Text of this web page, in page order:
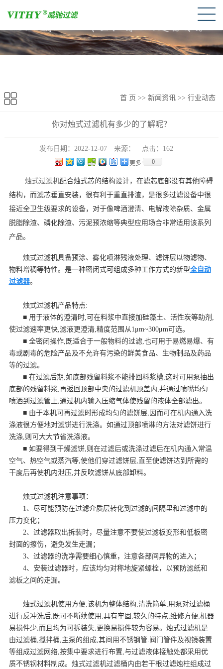
首 页 >> 新闻资讯 >> 行业动态
你对烛式过滤机有多少的了解呢？
发布日期：2022-12-07 来源： 点击： 162
更多 0
烛式过滤机配合烛式芯的结构设计，在滤芯底部没有其他障碍
结构，而滤芯垂直安装，很有利于重直排渣，是很多过滤设备中很
接近全卫生级要求的设备，对于像啤酒澄清、电解液除杂质、金属
脱脂除渣、磷化除渣、污泥预浓缩等典型应用场合非常适用该系列
产品。
烛式过滤机具备预涂、雾化喷淋残液处理、滤饼层以物滤物、
物料增稠等特性。是一种密闭式可组成多种工作方式的新型全自动
过滤器。
烛式过滤机产品特点:
■ 用于液体的澄清时,可在料浆中直接加硅藻土、活性炭等助剂,
使过滤速率更快,滤液更澄清,精度范围从1μm~300μm可选。
■ 全密闭操作,既适合于一般物料的过滤,也可用于易燃易爆、有
毒或剧毒的危险产品及不允许有污染的鲜美食品、生物制品及药品
等的过滤。
■ 在过滤后期,如底部残留料浆不能排回料浆槽,这时可用泵抽出
底部的残留料浆,再返回顶部中央的过滤机顶盖内,并通过喷嘴均匀
喷洒到过滤管上,通过机内输入压缩气体使残留的液体全部滤出。
■ 由于本机可再过滤时形成均匀的滤饼层,因而可在机内通入洗
涤液很方便地对滤饼进行洗涤。如通过顶部喷淋的方法对滤饼进行
洗涤,则可大大节省洗涤液。
■ 如要得到干燥滤饼,则在过滤后或洗涤过滤后在机内通入常温
空气、热空气或蒸汽等,使他们穿过滤饼层,直至使滤饼达到所需的
干度后再使机内泄压,并反吹滤饼从底部卸料。
烛式过滤机注意事项：
1、尽可能预防在过滤介质层转化到过滤的间隔里和过滤中的
压力变化；
2、过滤器取出拆装时，尽量注意不要使过滤板变形和低板密
封面的擦伤，避免发生走漏；
3、过滤器的洗净需要细心慎重，注意各部间异物的进入；
4、安装过滤器时，应该均匀对称地旋紧螺栓，以预防滤纸和
滤板之间的走漏。
烛式过滤机使用方便,该机为整体结构,清洗简单,用泵对过滤桶
进行反冲洗后,既可不断续使用,具有牢固,较久的特点,维修方便,机器
易损件少,而且均为可拆装失,更换易损件较为容易。烛式过滤机是
由过滤桶,搅拌桶,主泵的组成,其间用不锈钢管.阀门管件及视镜装置
等组成过滤网络,按集中要求进行布置,与过滤液体接触处都采用优
质不锈钢材料制成。烛式过滤机过滤桶内由若干根过滤烛柱组成过